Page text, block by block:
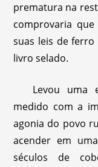
prematura na
comprovaria
suas leis de
livro selado.
Levou uma
medido com a
agonia do povo
acender em
séculos de